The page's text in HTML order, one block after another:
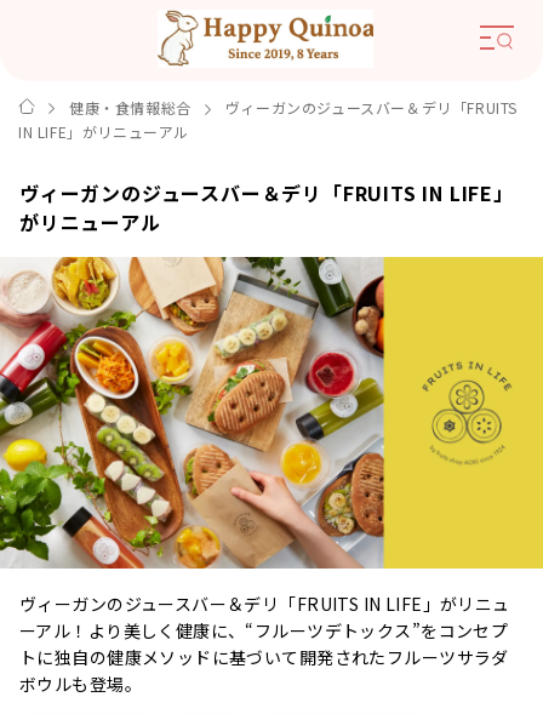
健康・食情報総合
ヴィーガンのジュースバー＆デリ「FRUITS
IN LIFE」がリニューアル
ヴィーガンのジュースバー＆デリ「FRUITS IN LIFE」
がリニューアル
ヴィーガンのジュースバー＆デリ「FRUITS IN LIFE」がリニュ
ーアル！より美しく健康に、“フルーツデトックス”をコンセプ
トに独自の健康メソッドに基づいて開発されたフルーツサラダ
ボウルも登場。